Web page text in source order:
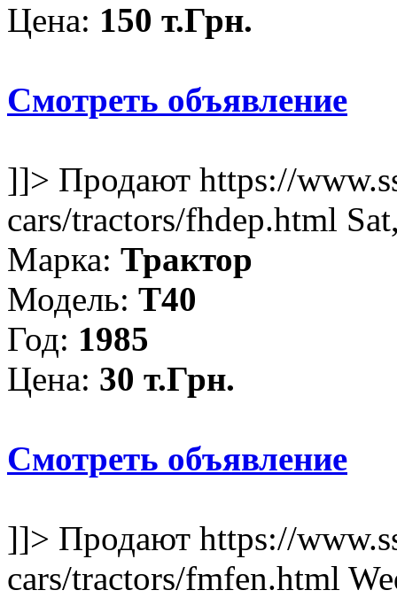
Цена: 150 т.Грн.
Смотреть объявление
]]> Продают https://
cars/tractors/fhdep.html
Марка: Трактор
Модель: Т40
Год: 1985
Цена: 30 т.Грн.
Смотреть объявление
]]> Продают https://
cars/tractors/fmfen.html